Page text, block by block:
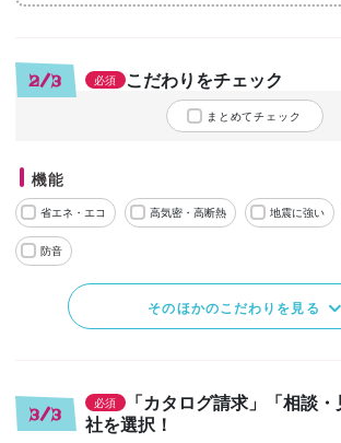
2/3 必須 こだわりをチェック
まとめてチェック
機能
省エネ・エコ 高気密・高断熱 地震に強い
防音
そのほかのこだわりを見る
3/3
必須
「カタログ請求」「相談
社を選択！